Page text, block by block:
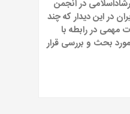
در انجمن
در این دیدار که چند
مهمی در رابطه با
بحث و بررسی قرار